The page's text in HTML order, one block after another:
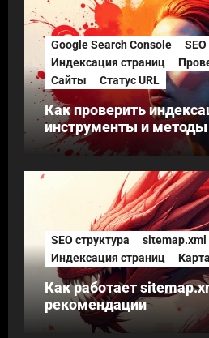
Google Search Console
Индексация страниц
Сайты
Статус URL
Как проверить
инструменты и методы
SEO структура sitemap.xml
Индексация страниц
Как работает
рекомендации